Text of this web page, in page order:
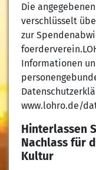
Die
verschlüsselt
zur
Informationen
www.lohro.de/
Hinterlassen
Nachlass für
Kultur